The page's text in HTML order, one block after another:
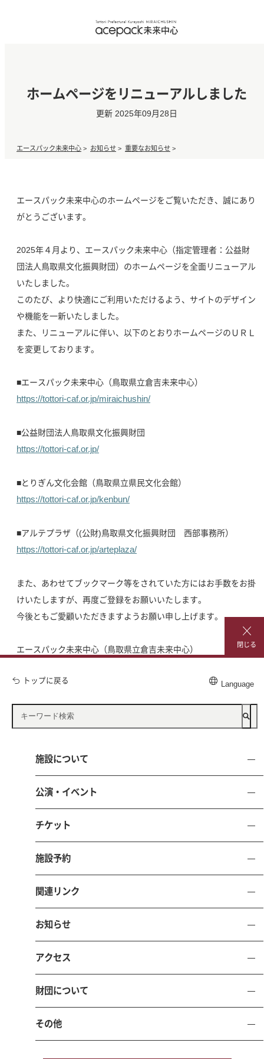
閉じる
トップに戻る Language
施設について
公演・イベント
チケット
施設予約
関連リンク
お知らせ
アクセス
財団について
その他
ホームページをリニューアルしました
更新 2025年09月28日
エースパック未来中心 > お知らせ > 重要なお知らせ >
エースパック未来中心のホームページをご覧いただき、誠にあり
がとうございます。
2025年４月より、エースパック未来中心（指定管理者：公益財
団法人鳥取県文化振興財団）のホームページを全面リニューアル
いたしました。
このたび、より快適にご利用いただけるよう、サイトのデザイン
や機能を一新いたしました。
また、リニューアルに伴い、以下のとおりホームページのＵＲＬ
を変更しております。
■エースパック未来中心（鳥取県立倉吉未来中心）
https://tottori-caf.or.jp/miraichushin/
■公益財団法人鳥取県文化振興財団
https://tottori-caf.or.jp/
■とりぎん文化会館（鳥取県立県民文化会館）
https://tottori-caf.or.jp/kenbun/
■アルテプラザ（(公財)鳥取県文化振興財団 西部事務所）
https://tottori-caf.or.jp/arteplaza/
また、あわせてブックマーク等をされていた方にはお手数をお掛
けいたしますが、再度ご登録をお願いいたします。
今後ともご愛顧いただきますようお願い申し上げます。
エースパック未来中心（鳥取県立倉吉未来中心）
電話 0858-23-5390 FAX 0858-47-0255
TOTTORI PREFECTURAL KURAYOSHI MIRAI CHUSHIN